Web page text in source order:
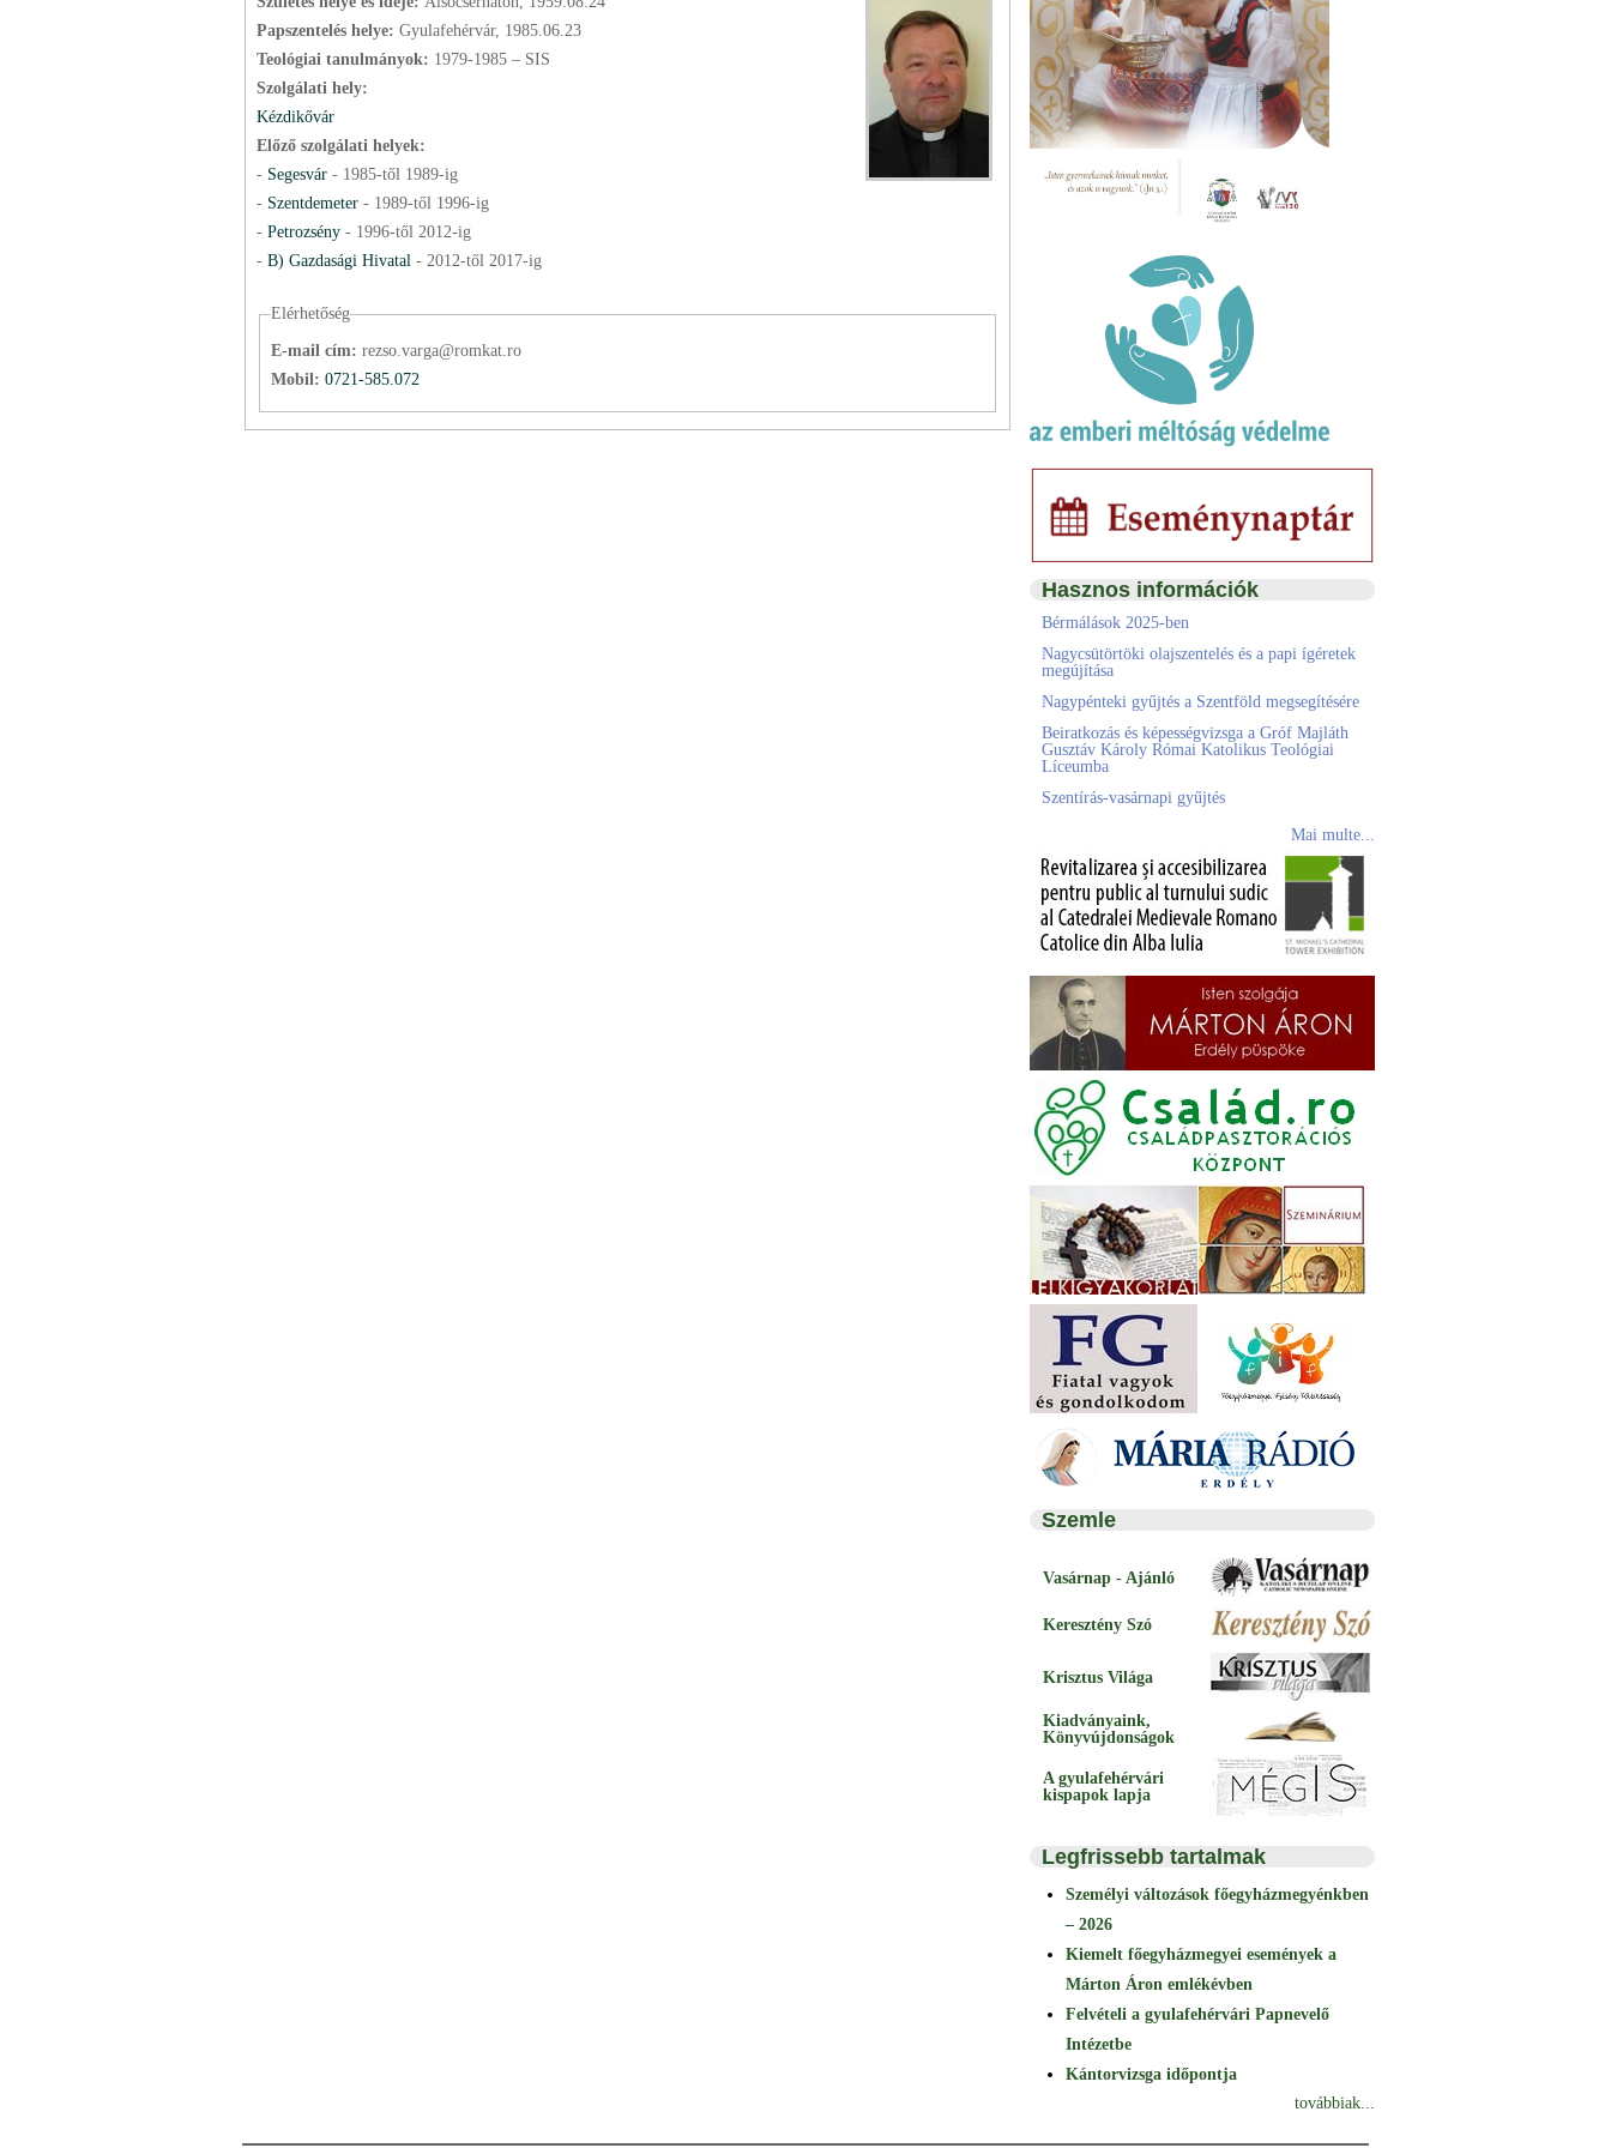
Papszentelés helye: Gyulafehérvár, 1985.06.23
Teológiai tanulmányok: 1979-1985 – SIS
Szolgálati hely:
Kézdikővár
Előző szolgálati helyek:
- Segesvár - 1985-től 1989-ig
- Szentdemeter - 1989-től 1996-ig
- Petrozsény - 1996-től 2012-ig
- B) Gazdasági Hivatal- 2012-től 2017-ig
Elérhetőség
E-mail cím: rezso.varga@romkat.ro
Mobil: 0721-585.072
Hasznos információk
Bérmálások 2025-ben
Nagycsütörtöki olajszentelés és a papi ígéretek
megújítása
Nagypénteki gyűjtés a Szentföld megsegítésére
Beiratkozás és képességvizsga a Gróf Majláth
Gusztáv Károly Római Katolikus Teológiai
Líceumba
Szentírás-vasárnapi gyűjtés
Mai multe...
Szemle
Vasárnap - Ajánló
Keresztény Szó
Krisztus Világa
Kiadványaink,
Könyvújdonságok
A gyulafehérvári
kispapok lapja
Legfrissebb tartalmak
Személyi változások főegyházmegyénkben
– 2026
Kiemelt főegyházmegyei események a
Márton Áron emlékévben
Felvételi a gyulafehérvári Papnevelő
Intézetbe
Kántorvizsga időpontja
továbbiak...